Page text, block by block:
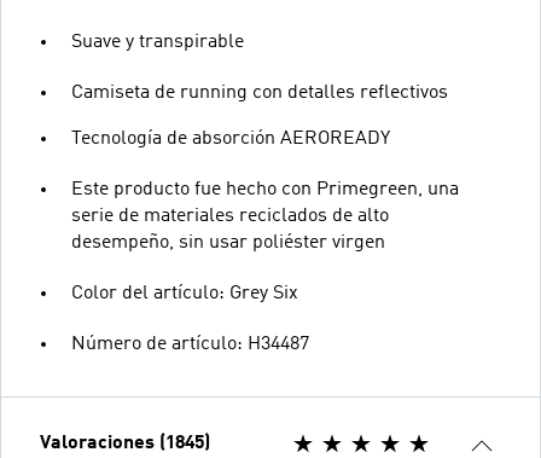
Suave y transpirable
Camiseta de running con detalles reflectivos
Tecnología de absorción AEROREADY
Este producto fue hecho con Primegreen, una
serie de materiales reciclados de alto
desempeño, sin usar poliéster virgen
Color del artículo: Grey Six
Número de artículo: H34487
Valoraciones (1845)